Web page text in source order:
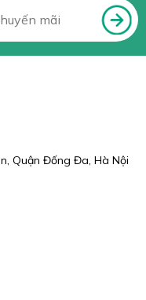
Quận Đống Đa, Hà Nội